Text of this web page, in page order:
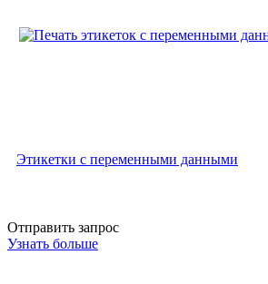
Этикетки с переменными данными
Отправить запрос
Узнать больше